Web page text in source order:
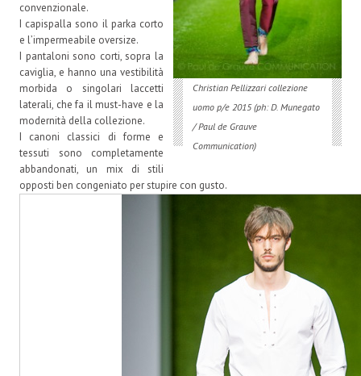
Christian Pellizzari collezione
uomo p/e 2015 (ph: D. Munegato
/ Paul de Grauve
Communication)
convenzionale.
I capispalla sono il parka corto
e l’impermeabile oversize.
I pantaloni sono corti, sopra la
caviglia, e hanno una vestibilità
morbida o singolari laccetti
laterali, che fa il must-have e la
modernità della collezione.
I canoni classici di forme e
tessuti sono completamente
abbandonati, un mix di stili
opposti ben congeniato per stupire con gusto.